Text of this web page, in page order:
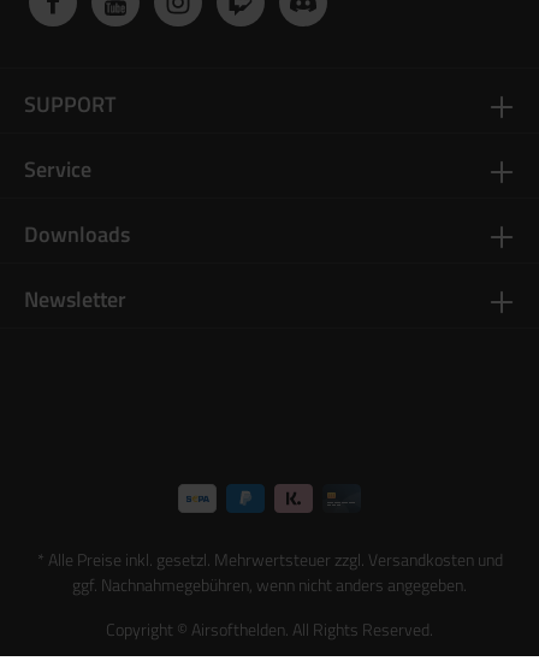
Newsletter
SUPPORT
Service
Downloads
Copyright © Airsofthelden. All Rights Reserved.
* Alle Preise inkl. gesetzl. Mehrwertsteuer zzgl. Versandkostenund
ggf. Nachnahmegebühren, wenn nicht anders angegeben.